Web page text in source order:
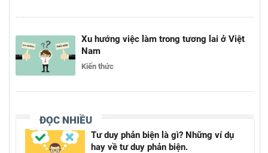
Xu hướng việc làm trong tương lai ở Việt
Nam
Kiến thức
ĐỌC NHIỀU
Tư duy phản biện là gì? Những ví dụ
hay về tư duy phản biện.